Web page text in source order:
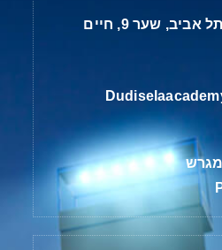
אוניברסיטה בתל אביב, שער 9, חיים